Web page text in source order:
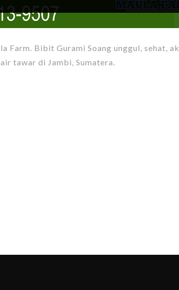
Farm. Bibit Gurami Soang unggul, sehat,
tawar di Jambi, Sumatera.